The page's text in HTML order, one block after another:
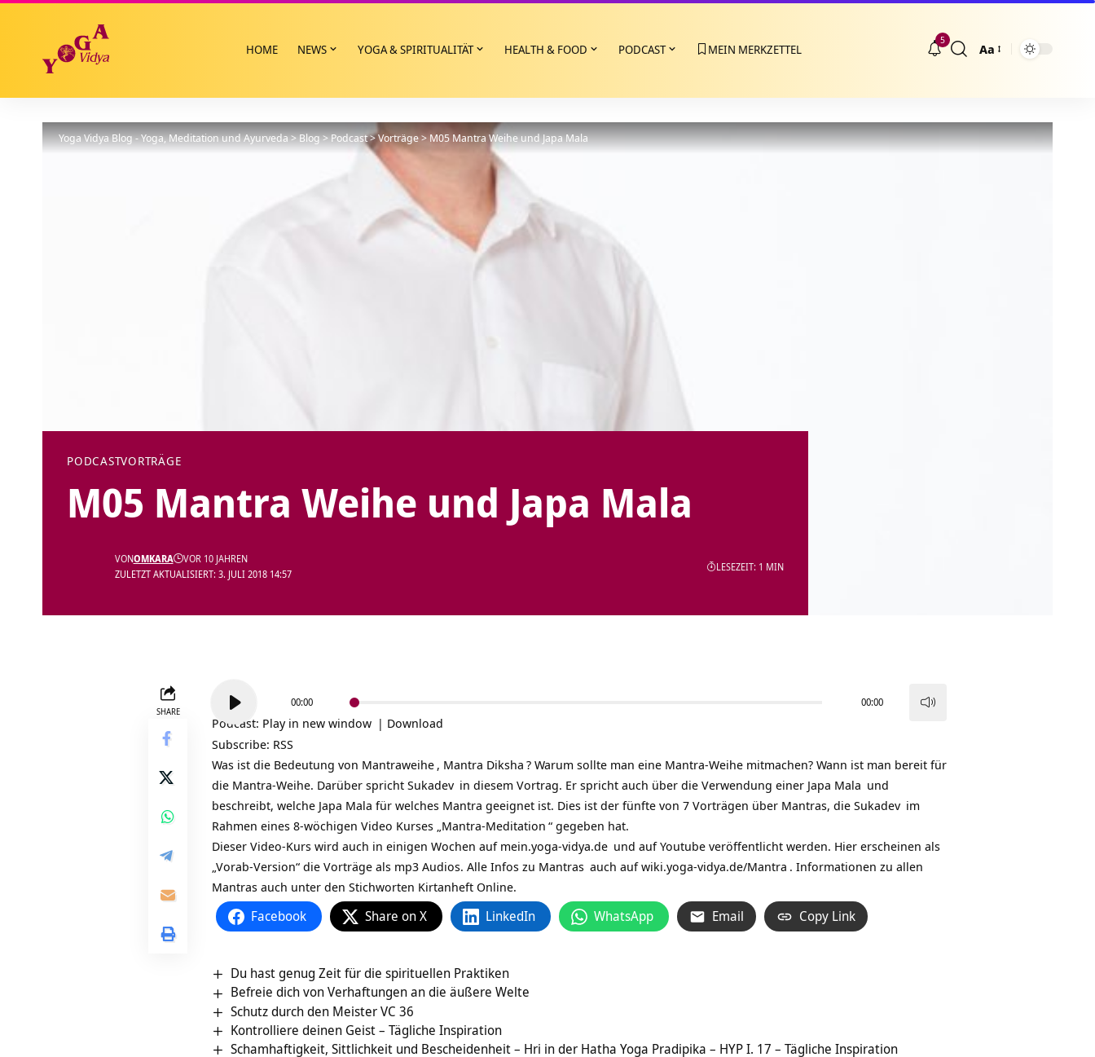
HOME NEWS YOGA & SPIRITUALITÄT HEALTH & FOOD PODCAST MEIN MERKZETTEL
5
Größenänderung
Aa
Yoga Vidya Blog - Yoga, Meditation und Ayurveda>Blog>Podcast>Vorträge>M05 Mantra Weihe und Japa Mala
PODCASTVORTRÄGE
M05 Mantra Weihe und Japa Mala
ZULETZT AKTUALISIERT: 3. JULI 2018 14:57
VONOMKARA VOR 10 JAHREN
LESEZEIT: 1 MIN
SHARE
Player
00:00 00:00
Podcast: Play in new window | Download
Subscribe: RSS
Was ist die Bedeutung von Mantraweihe , Mantra Diksha ? Warum sollte man eine Mantra-Weihe mitmachen? Wann ist man bereit für
die Mantra-Weihe. Darüber spricht Sukadev in diesem Vortrag. Er spricht auch über die Verwendung einer Japa Mala und
beschreibt, welche Japa Mala für welches Mantra geeignet ist. Dies ist der fünfte von 7 Vorträgen über Mantras, die Sukadev im
Rahmen eines 8-wöchigen Video Kurses „Mantra-Meditation “ gegeben hat.
Dieser Video-Kurs wird auch in einigen Wochen auf mein.yoga-vidya.de und auf Youtube veröffentlicht werden. Hier erscheinen als
„Vorab-Version“ die Vorträge als mp3 Audios. Alle Infos zu Mantras auch aufwiki.yoga-vidya.de/Mantra . Informationen zu allen
Mantras auch unter den Stichworten Kirtanheft Online.
Facebook Share on X LinkedIn WhatsApp Email Copy Link
Du hast genug Zeit für die spirituellen Praktiken
Befreie dich von Verhaftungen an die äußere Welte
Schutz durch den Meister VC 36
Kontrolliere deinen Geist – Tägliche Inspiration
Schamhaftigkeit, Sittlichkeit und Bescheidenheit – Hri in der Hatha Yoga Pradipika – HYP I. 17 – Tägliche Inspiration